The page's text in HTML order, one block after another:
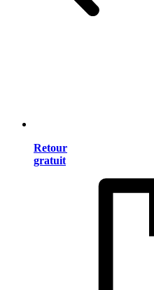
Retour
gratuit